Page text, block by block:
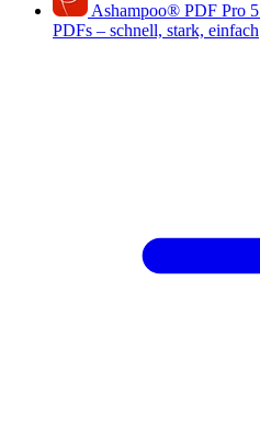
Ashampoo® PDF Pro 5
PDFs – schnell, stark, einfach